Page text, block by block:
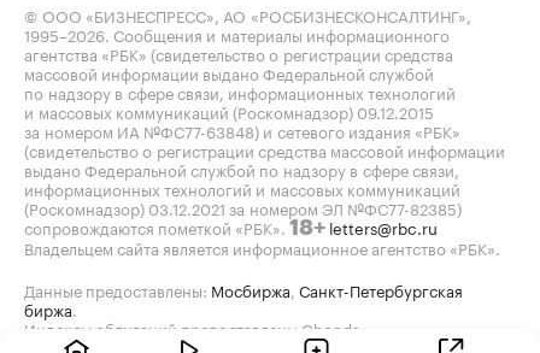
© ООО «БИЗНЕСПРЕСС», АО «РОСБИЗНЕСКОНСАЛТИНГ»,
1995–2026 . Сообщения и материалы информационного
агентства «РБК» (свидетельство о регистрации средства
массовой информации выдано Федеральной службой
по надзору в сфере связи, информационных технологий
и массовых коммуникаций (Роскомнадзор) 09.12.2015
за номером ИА №ФС77-63848) и сетевого издания «РБК»
(свидетельство о регистрации средства массовой информации
выдано Федеральной службой по надзору в сфере связи,
информационных технологий и массовых коммуникаций
(Роскомнадзор) 03.12.2021 за номером ЭЛ №ФС77-82385)
сопровождаются пометкой «РБК». 18+ letters@rbc.ru
Владельцем сайта является информационное агентство «РБК».
Данные предоставлены: Мосбиржа Санкт-Петербургская
биржа
Индексы облигаций предоставлены Cbonds.